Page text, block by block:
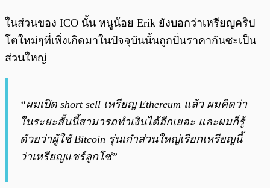
ในส่วนของ ICO นั้น หนูน้อย Erik ยังบอกว่าเหรียญคริป
โตใหม่ๆที่เพิ่งเกิดมาในปัจจุบันนั้นถูกปั่นราคากันซะเป็น
ส่วนใหญ่
“ผมเปิด short sell เหรียญ Ethereum แล้ว ผมคิดว่า
ในระยะสั้นนี้สามารถทำเงินได้อีกเยอะ และผมก็รู้
ด้วยว่าผู้ใช้ Bitcoin รุ่นเก๋าส่วนใหญ่เรียกเหรียญนี้
ว่าเหรียญแชร์ลูกโซ่”